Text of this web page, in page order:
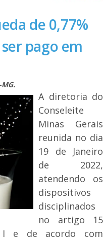
de 0,77%
pago em
A diretoria do
Conseleite
Minas Gerais
reunida no dia
19 de Janeiro
de 2022,
atendendo os
dispositivos
disciplinados
no artigo 15
e de acordo com